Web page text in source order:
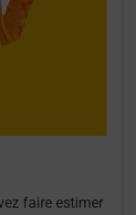
faire estimer